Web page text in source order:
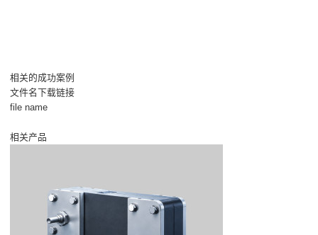
相关的成功案例
文件名下载链接
file name
相关产品